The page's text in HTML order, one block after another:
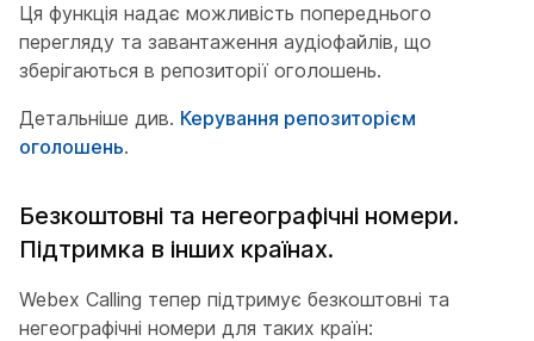
Ця функція надає можливість попереднього
перегляду та завантаження аудіофайлів, що
зберігаються в репозиторії оголошень.
Детальніше див. Керування репозиторієм
оголошень.
Безкоштовні та негеографічні номери.
Підтримка в інших країнах.
Webex Calling тепер підтримує безкоштовні та
негеографічні номери для таких країн: